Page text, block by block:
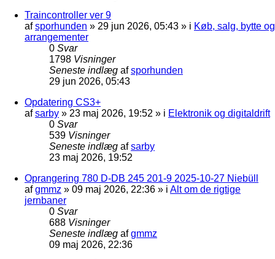
Traincontroller ver 9
afsporhunden » 29 jun 2026, 05:43 » i Køb, salg, bytte og
arrangementer
0 Svar
1798 Visninger
Seneste indlæg afsporhunden
29 jun 2026, 05:43
Opdatering CS3+
afsarby » 23 maj 2026, 19:52 » i Elektronik og digitaldrift
0 Svar
539 Visninger
Seneste indlæg afsarby
23 maj 2026, 19:52
Oprangering 780 D-DB 245 201-9 2025-10-27 Niebüll
afgmmz » 09 maj 2026, 22:36 » i Alt om de rigtige
jernbaner
0 Svar
688 Visninger
Seneste indlæg afgmmz
09 maj 2026, 22:36